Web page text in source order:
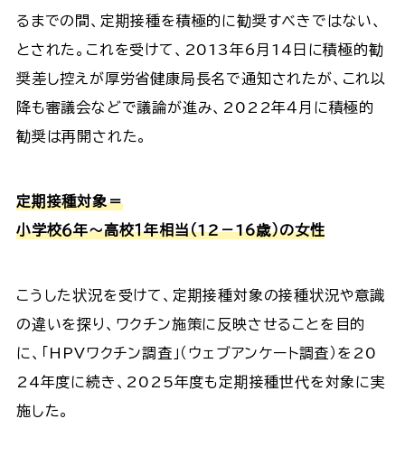
るまでの間、定期接種を積極的に勧奨すべきではない、
とされた。これを受けて、2013年6月14日に積極的勧
奨差し控えが厚労省健康局長名で通知されたが、これ以
降も審議会などで議論が進み、2022年４月に積極的
勧奨は再開された。
定期接種対象＝
小学校６年～高校１年相当（12－16歳）の女性
こうした状況を受けて、定期接種対象の接種状況や意識
の違いを探り、ワクチン施策に反映させることを目的
に、「HPVワクチン調査」（ウェブアンケート調査）を20
24年度に続き、2025年度も定期接種世代を対象に実
施した。